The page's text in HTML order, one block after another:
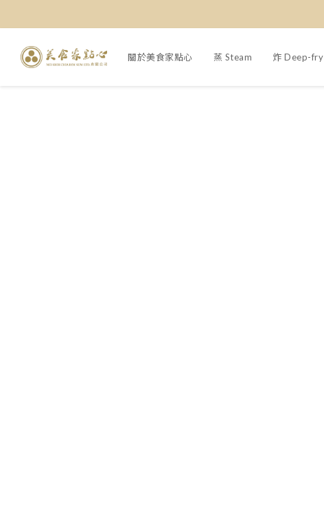
關於美食家點心 蒸 Steam 炸 Deep-fry